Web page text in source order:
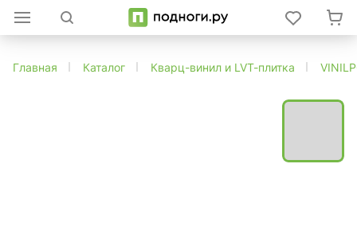
Главная Каталог Кварц-винил и LVT-плитка